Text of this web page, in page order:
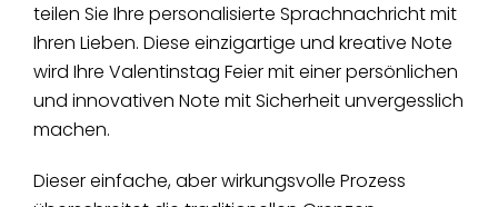
teilen Sie Ihre personalisierte Sprachnachricht mit
Ihren Lieben. Diese einzigartige und kreative Note
wird Ihre Valentinstag Feier mit einer persönlichen
und innovativen Note mit Sicherheit unvergesslich
machen.
Dieser einfache, aber wirkungsvolle Prozess